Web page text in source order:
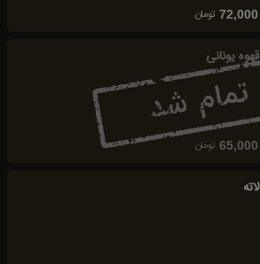
72,000 تومان
قهوه یونانی
65,000 تومان
لاته